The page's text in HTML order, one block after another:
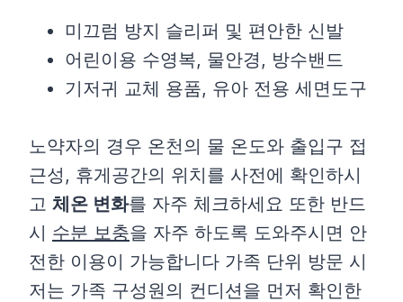
미끄럼 방지 슬리퍼 및 편안한 신발
어린이용 수영복, 물안경, 방수밴드
기저귀 교체 용품, 유아 전용 세면도구
노약자의 경우 온천의 물 온도와 출입구 접
근성, 휴게공간의 위치를 사전에 확인하시
고 체온 변화를 자주 체크하세요 또한 반드
시 수분 보충을 자주 하도록 도와주시면 안
전한 이용이 가능합니다 가족 단위 방문 시
저는 가족 구성원의 컨디션을 먼저 확인한